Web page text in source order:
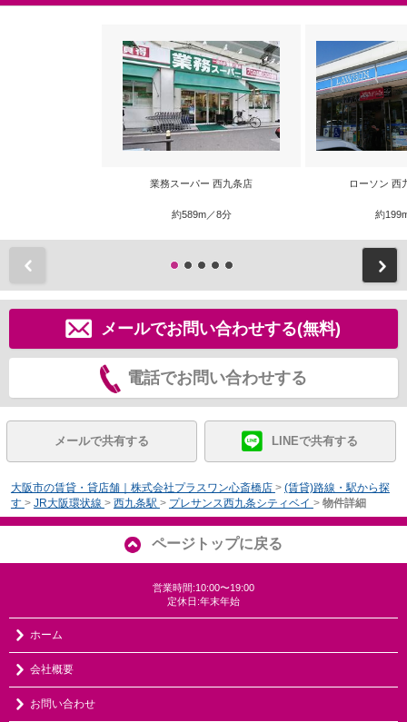
業務スーパー 西九条店
約589m／8分
ローソン 西
約
メールでお問い合わせする(無料)
電話でお問い合わせする
メールで共有する LINEで共有する
大阪市の賃貸・貸店舗｜株式会社プラスワン心斎橋店 > (賃貸)路線・駅から探
す > JR大阪環状線 > 西九条駅 > プレサンス西九条シティベイ > 物件詳細
ページトップに戻る
営業時間:10:00〜19:00
定休日:年末年始
ホーム
会社概要
お問い合わせ